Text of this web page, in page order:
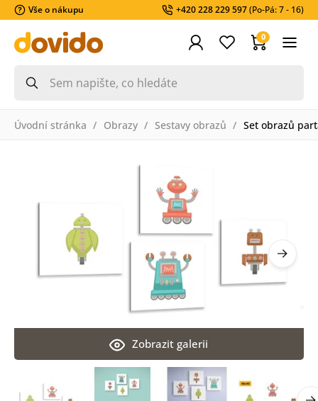
Vše o nákupu +420 228 229 597(Po-Pá: 7 - 16)
0
Úvodní stránka Obrazy Sestavy obrazů Set obrazů
Zobrazit galerii